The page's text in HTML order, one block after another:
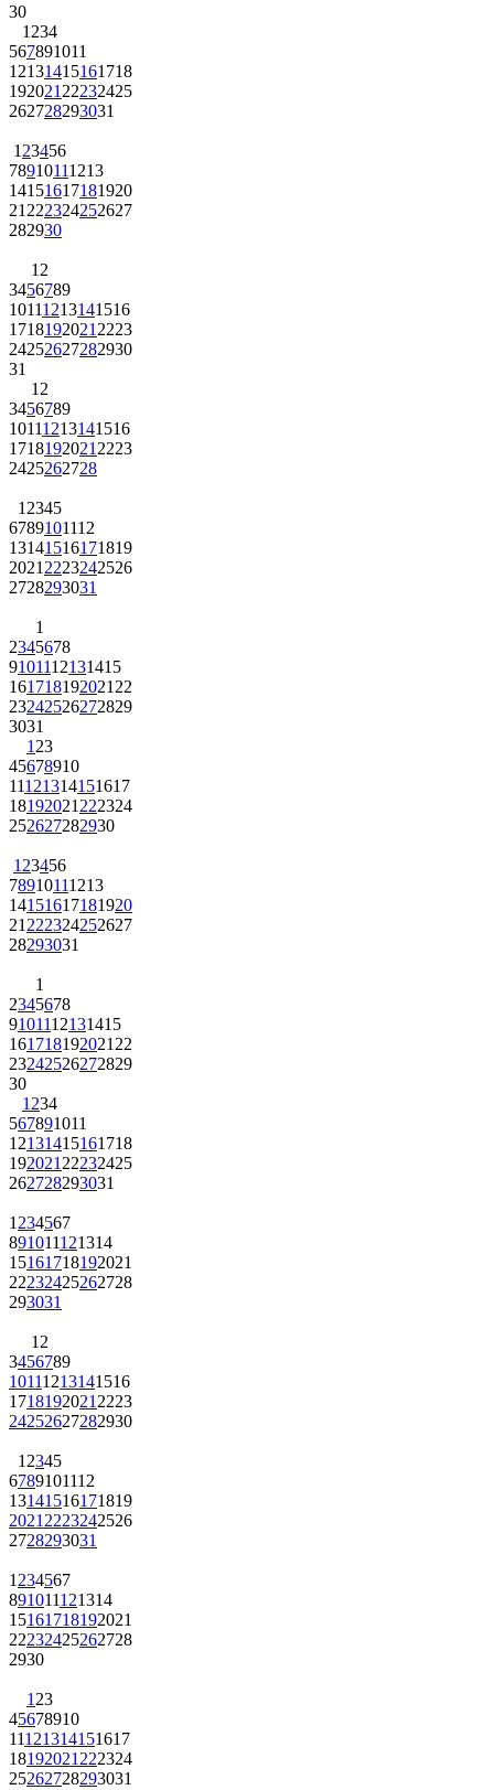
30
1234
567891011
12131415161718
19202122232425
262728293031
123456
78910111213
14151617181920
21222324252627
282930
12
3456789
10111213141516
17181920212223
24252627282930
31
12
3456789
10111213141516
17181920212223
2425262728
12345
6789101112
13141516171819
20212223242526
2728293031
1
2345678
9101112131415
16171819202122
23242526272829
3031
123
45678910
11121314151617
18192021222324
252627282930
123456
78910111213
14151617181920
21222324252627
28293031
1
2345678
9101112131415
16171819202122
23242526272829
30
1234
567891011
12131415161718
19202122232425
262728293031
1234567
891011121314
15161718192021
22232425262728
293031
12
3456789
10111213141516
17181920212223
24252627282930
12345
6789101112
13141516171819
20212223242526
2728293031
1234567
891011121314
15161718192021
22232425262728
2930
123
45678910
11121314151617
18192021222324
25262728293031